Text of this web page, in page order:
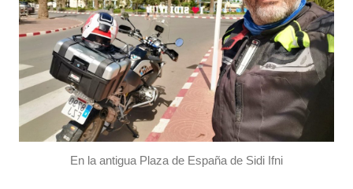
En la antigua Plaza de España de Sidi Ifni